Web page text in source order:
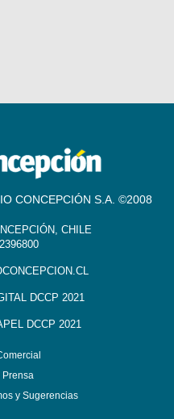
CONCEPCIÓN S.A. ©2008
CHILE
DCCP 2021
DCCP 2021
Prensa
y Sugerencias